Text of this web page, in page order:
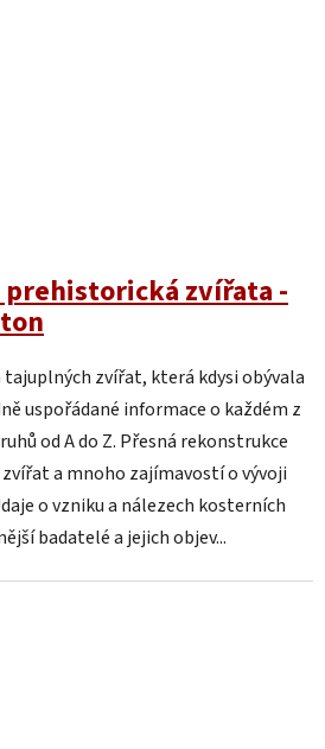
prehistorická zvířata -
zvířat, která kdysi obývala
uspořádané informace o každém z
od A do Z. Přesná rekonstrukce
a mnoho zajímavostí o vývoji
o vzniku a nálezech kosterních
badatelé a jejich objev...